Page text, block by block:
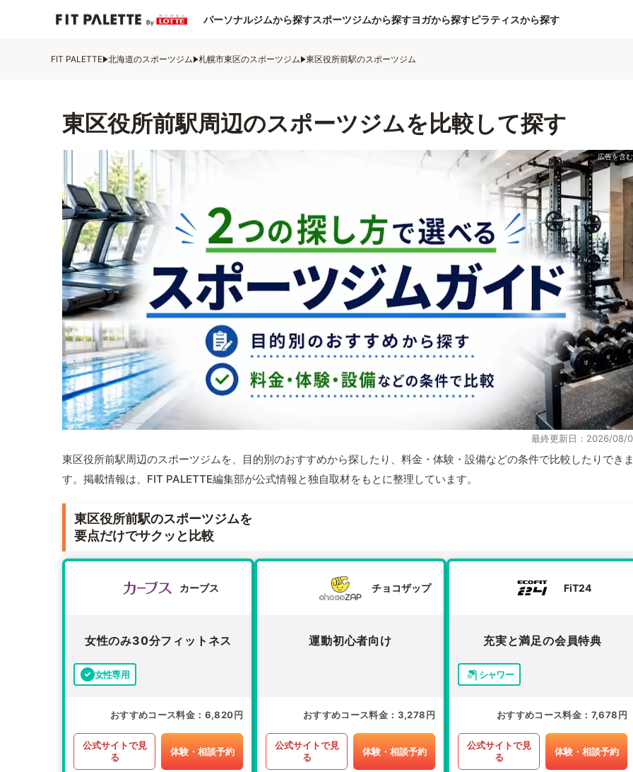
パーソナルジムから探すスポーツジムから探すヨガから探すピラティスから探す
FIT PALETTE 北海道のスポーツジム 札幌市東区のスポーツジム 東区役所前駅のスポーツジム
東区役所前駅周辺のスポーツジムを比較して探す
最終更新日：2026/08/
東区役所前駅周辺のスポーツジムを、目的別のおすすめから探したり、料金・体験・設備などの条件で比較したりでき
す。掲載情報は、FIT PALETTE編集部が公式情報と独自取材をもとに整理しています。
東区役所前駅のスポーツジムを
要点だけでサクッと比較
カーブス
女性のみ30分フィットネス
女性専用
おすすめコース料金 6,820円
公式サイトで見
る
体験・相談予約
チョコザップ
運動初心者向け
おすすめコース料金 3,278円
公式サイトで見
る
体験・相談予約
FiT24
充実と満足の会員特典
シャワー
おすすめコース料金 7,678円
公式サイトで見
る
体験・相談予約